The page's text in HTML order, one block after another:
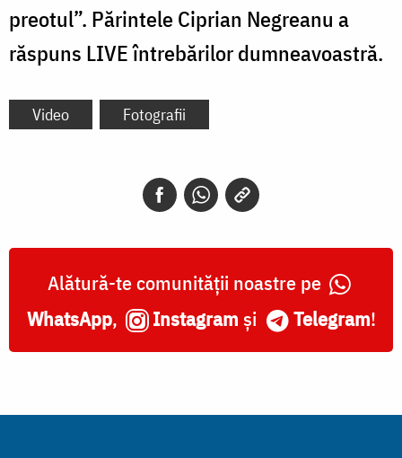
preotul”. Părintele Ciprian Negreanu a
răspuns LIVE întrebărilor dumneavoastră.
Video Fotografii
Alătură-te comunității noastre pe
WhatsApp, Instagram și Telegram!